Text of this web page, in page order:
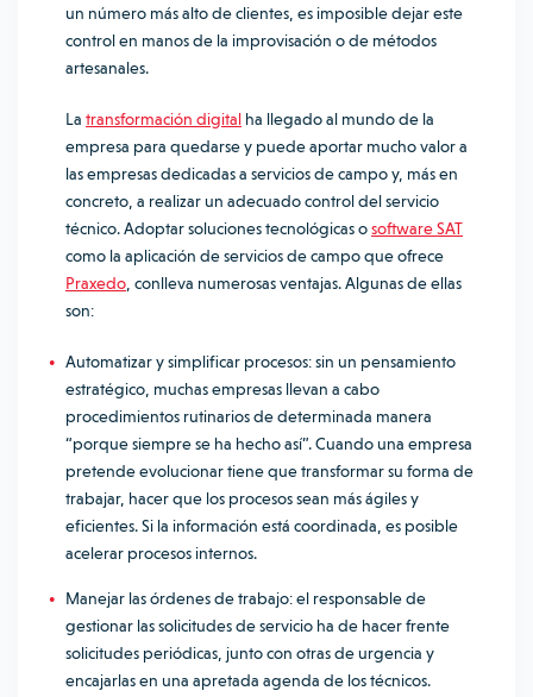
un número más alto de clientes, es imposible dejar este
control en manos de la improvisación o de métodos
artesanales.
La transformación digital ha llegado al mundo de la
empresa para quedarse y puede aportar mucho valor a
las empresas dedicadas a servicios de campo y, más en
concreto, a realizar un adecuado control del servicio
técnico. Adoptar soluciones tecnológicas osoftware SAT
como la aplicación de servicios de campo que ofrece
Praxedo , conlleva numerosas ventajas. Algunas de ellas
son:
Automatizar y simplificar procesos: sin un pensamiento
estratégico, muchas empresas llevan a cabo
procedimientos rutinarios de determinada manera
“porque siempre se ha hecho así”. Cuando una empresa
pretende evolucionar tiene que transformar su forma de
trabajar, hacer que los procesos sean más ágiles y
eficientes. Si la información está coordinada, es posible
acelerar procesos internos.
Manejar las órdenes de trabajo: el responsable de
gestionar las solicitudes de servicio ha de hacer frente
solicitudes periódicas, junto con otras de urgencia y
encajarlas en una apretada agenda de los técnicos.